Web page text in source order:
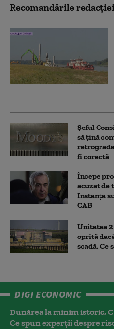
Recomandările redacţiei
Șeful
să țină
fi corectă
Începe
acuzat de
Instanța
CAB
Unitatea 2
oprită
scadă. Ce
DIGI ECONOMIC
Dunărea la minim istoric,
Ce spun experții despre